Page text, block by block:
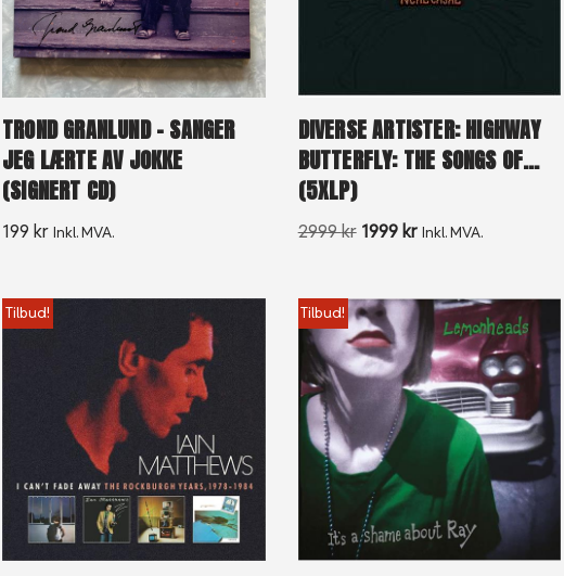
TROND GRANLUND – SANGER
JEG LÆRTE AV JOKKE
(SIGNERT CD)
199kr Inkl. MVA.
DIVERSE ARTISTER: HIGHWAY
BUTTERFLY: THE SONGS OF…
(5XLP)
2999kr 1999 kr Inkl. MVA.
Tilbud! Tilbud!